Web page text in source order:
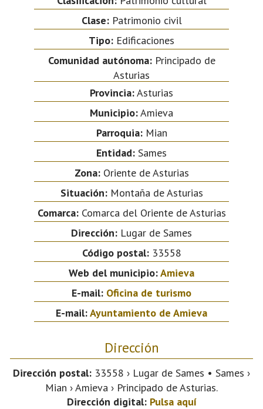
Clase:Patrimonio civil
Tipo: Edificaciones
Comunidad autónoma:Principado de
Asturias
Provincia:Asturias
Municipio:Amieva
Parroquia:Mian
Entidad: Sames
Zona:Oriente de Asturias
Situación:Montaña de Asturias
Comarca:Comarca del Oriente de Asturias
Dirección: Lugar de Sames
Código postal:33558
Web del municipio:Amieva
E-mail: Oficina de turismo
E-mail:Ayuntamiento de Amieva
Dirección
Dirección postal: 33558 › Lugar de Sames • Sames ›
Mian › Amieva › Principado de Asturias.
Dirección digital: Pulsa aquí